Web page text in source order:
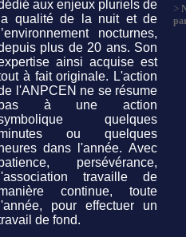
aux enjeux pluriels de
la qualité de la nuit et de
l’environnement nocturnes,
plus de 20 ans. Son
ainsi acquise est
à fait originale. L'action
l'ANPCEN ne se résume
à une action
quelques
ou quelques
heures dans l'année. Avec
persévérance,
l'association travaille de
continue, toute
l'année, pour effectuer un
de fond.
>